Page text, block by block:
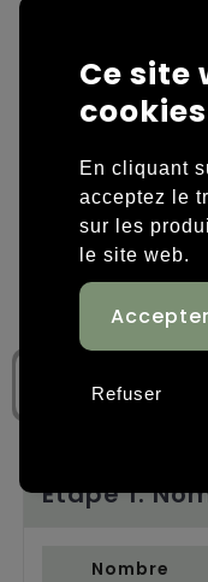
Overige tassen
Sacs en papier
Sacs
Sacs de voyage
Sacs à dos
Tassen voor
Polos
Sweaters
T-shirts
Vestes
Chaussures
Étape 1:
Nombre
Ce site
cookies
En cliquant
acceptez le
sur les
le site web.
Refuser